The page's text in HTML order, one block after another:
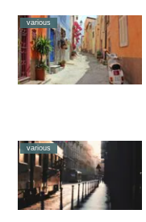
various
various